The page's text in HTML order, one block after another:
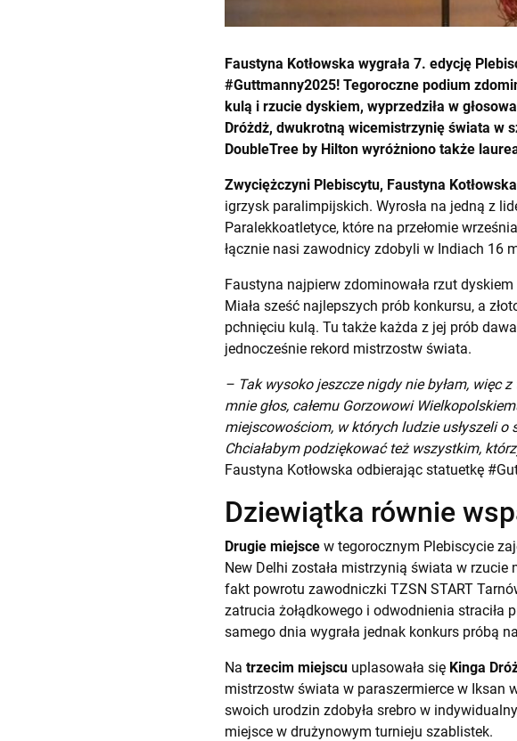
Faustyna Kotłowska wygrała 7. edycję
#Guttmanny2025! Tegoroczne podium
kulą i rzucie dyskiem, wyprzedziła w
Dróżdż, dwukrotną wicemistrzynię świata w
DoubleTree by Hilton wyróżniono także
Zwyciężczyni Plebiscytu, Faustyna
igrzysk paralimpijskich. Wyrosła na jedną z
Paralekkoatletyce, które na przełomie
łącznie nasi zawodnicy zdobyli w Indiach 16
Faustyna najpierw zdominowała rzut
Miała sześć najlepszych prób konkursu, a
pchnięciu kulą. Tu także każda z jej prób
jednocześnie rekord mistrzostw świata.
– Tak wysoko jeszcze nigdy nie byłam, więc
mnie głos, całemu Gorzowowi
miejscowościom, w których ludzie usłyszeli
Chciałabym podziękować też wszystkim,
Faustyna Kotłowska odbierając statuetkę
Dziewiątka równie
Drugie miejsce w tegorocznym Plebiscycie
New Delhi została mistrzynią świata w
fakt powrotu zawodniczki TZSN START
zatrucia żołądkowego i odwodnienia straciła
samego dnia wygrała jednak konkurs próbą
Na trzecim miejscu uplasowała się Kinga
mistrzostw świata w paraszermierce w Iksan
swoich urodzin zdobyła srebro w
miejsce w drużynowym turnieju szablistek.